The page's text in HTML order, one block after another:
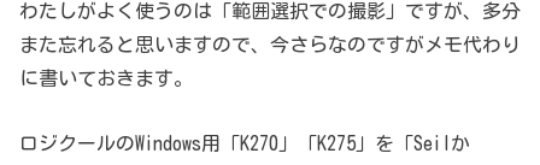
わたしがよく使うのは「範囲選択での撮影」ですが、多分
また忘れると思いますので、今さらなのですがメモ代わり
に書いておきます。
ロジクールのWindows用「K270」「K275」を「Seilか